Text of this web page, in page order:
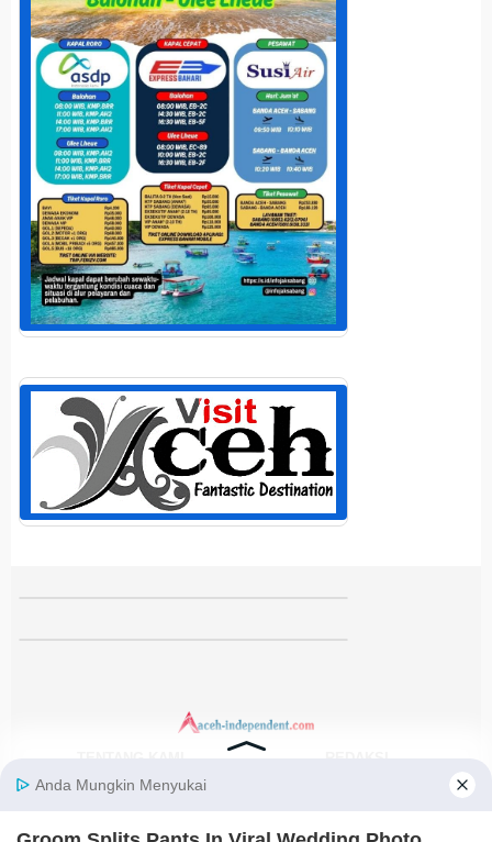
KODE ETIK